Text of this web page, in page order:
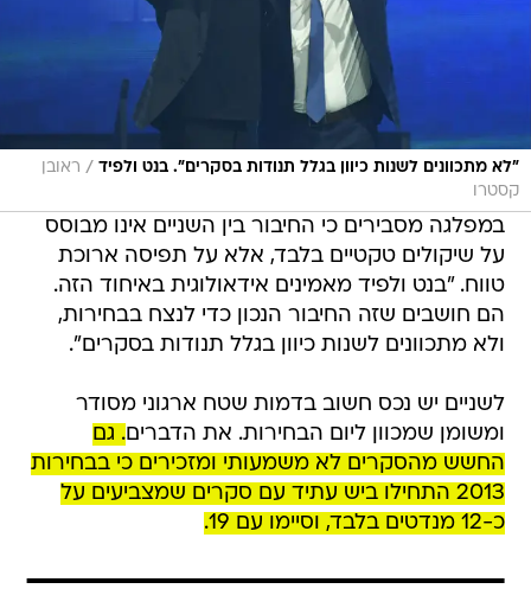
"לא מתכוונים לשנות כיוון בגלל תנודות בסקרים". בנט ולפיד / ראובן
קסטרו
במפלגה מסבירים כי החיבור בין השניים אינו מבוסס
על שיקולים טקטיים בלבד, אלא על תפיסה ארוכת
טווח. "בנט ולפיד מאמינים אידאולוגית באיחוד הזה.
הם חושבים שזה החיבור הנכון כדי לנצח בבחירות,
ולא מתכוונים לשנות כיוון בגלל תנודות בסקרים".
לשניים יש נכס חשוב בדמות שטח ארגוני מסודר
ומשומן שמכוון ליום הבחירות. את הדברים. גם
החשש מהסקרים לא משמעותי ומזכירים כי בבחירות
2013 התחילו ביש עתיד עם סקרים שמצביעים על
כ-12 מנדטים בלבד, וסיימו עם 19.